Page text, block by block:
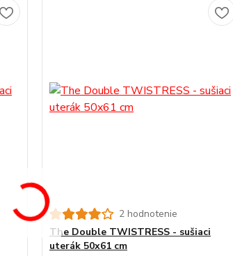
2 hodnotenie
The Double TWISTRESS - sušiaci
uterák 50x61 cm